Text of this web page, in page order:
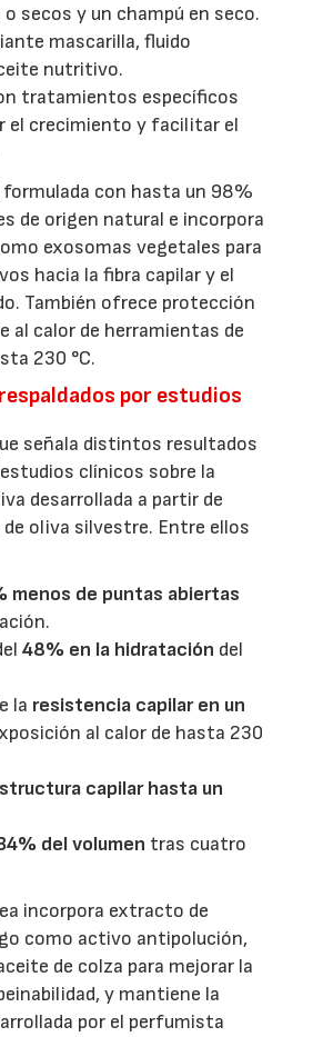
secos y un champú en seco.
mascarilla, fluido
nutritivo.
tratamientos específicos
el crecimiento y facilitar el
formulada con hasta un 98%
de origen natural e incorpora
exosomas vegetales para
hacia la fibra capilar y el
También ofrece protección
al calor de herramientas de
230 °C.
por estudios
señala distintos resultados
clínicos sobre la
desarrollada a partir de
de oliva silvestre. Entre ellos
menos de puntas abiertas
48% en la hidratación del
la resistencia capilar en un
al calor de hasta 230
capilar hasta un
del volumen tras cuatro
incorpora extracto de
como activo antipolución,
de colza para mejorar la
y mantiene la
por el perfumista